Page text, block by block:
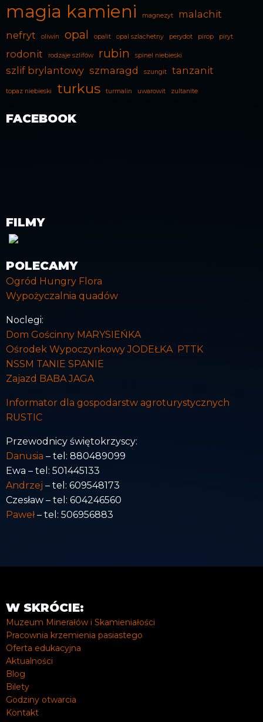
magia kamieni magnezyt
malachit
nefryt
oliwin opal opalit opal szlachetny perydot pirop piryt
rodonit rodzaje szlifów rubin spinel niebieski
szlif brylantowy szmaragd szungit tanzanit
topaz niebieski turkus turmalin uwarowit zultanite
FACEBOOK
FILMY
POLECAMY
Ogród Hungry Flora
Wypożyczalnia quadów
Noclegi:
Dom Gościnny MARYSIEŃKA
Ośrodek Wypoczynkowy JODEŁKA PTTK
NSSM TANIE SPANIE
Zajazd BABA JAGA
Informator dla gospodarstw agroturystycznych
RUSTIC
Przewodnicy świętokrzyscy:
Danusia – tel: 880489099
Ewa – tel: 501445133
Andrzej – tel: 609548173
Czesław – tel: 604246560
Paweł– tel: 506956883
W SKRÓCIE:
Muzeum Minerałów i Skamieniałości
Pracownia krzemienia pasiastego
Oferta edukacyjna
Aktualności
Blog
Bilety
Godziny otwarcia
Kontakt